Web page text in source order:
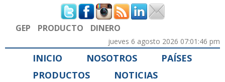
Formulario de búsqueda
GEP PRODUCTO DINERO
jueves 6 agosto 2026 07:01:46 pm
INICIO NOSOTROS
PAÍSES
PRODUCTOS
NOTICIAS